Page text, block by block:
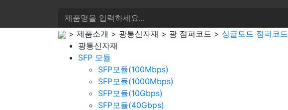
> 제품소개 > 광통신자재 > 광 점퍼코드 > 싱글모드 점퍼코드
광통신자재
SFP 모듈
SFP모듈(100Mbps)
SFP모듈(1000Mbps)
SFP모듈(10Gbps)
SFP모듈(40Gbps)